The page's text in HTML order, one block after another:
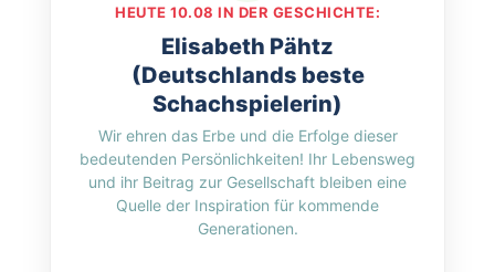
HEUTE 10.08 IN DER GESCHICHTE:
Elisabeth Pähtz
(Deutschlands beste
Schachspielerin)
Wir ehren das Erbe und die Erfolge dieser
bedeutenden Persönlichkeiten! Ihr Lebensweg
und ihr Beitrag zur Gesellschaft bleiben eine
Quelle der Inspiration für kommende
Generationen.